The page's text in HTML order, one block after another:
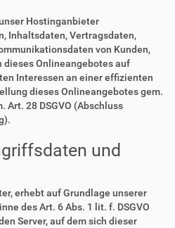
Hostinganbieter
Inhaltsdaten, Vertragsdaten,
von Kunden,
dieses Onlineangebotes auf
Interessen an einer effizienten
dieses Onlineangebotes gem.
Art. 28 DSGVO (Abschluss
und
erhebt auf Grundlage unserer
des Art. 6 Abs. 1 lit. f. DSGVO
Server, auf dem sich dieser